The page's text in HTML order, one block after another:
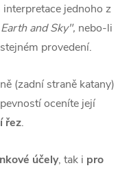
jednoho z
and Sky", nebo-li
provedení.
(zadní straně katany)
oceníte její
řez.
účely, tak i pro